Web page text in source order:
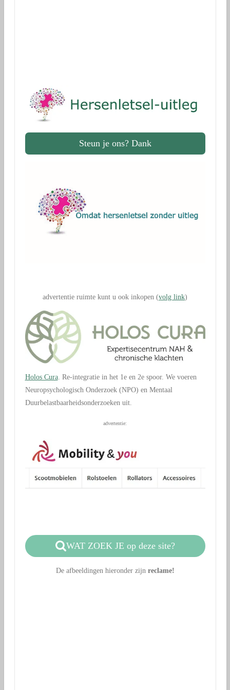
Steun je ons? Dank
advertentie ruimte kunt u ook inkopen (volg link)
Holos Cura. Re-integratie in het 1e en 2e spoor. We voeren
Neuropsychologisch Onderzoek (NPO) en Mentaal
Duurbelastbaarheidsonderzoeken uit.
advertentie:
WAT ZOEK JE op deze site?
De afbeeldingen hieronder zijn reclame!